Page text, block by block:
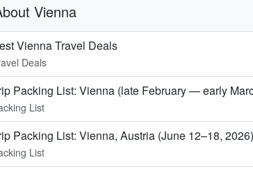
Vienna
Vienna Travel Deals
Deals
Packing List: Vienna (late February — early
List
Packing List: Vienna, Austria (June 12–18, 2026)
List